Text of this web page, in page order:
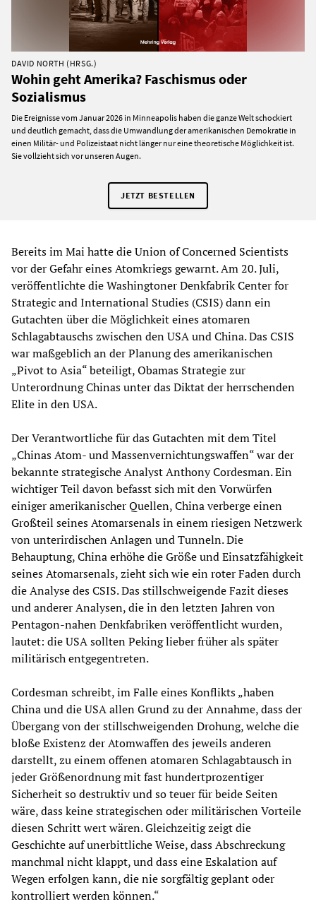
DAVID NORTH (HRSG.)
Wohin geht Amerika? Faschismus oder
Sozialismus
Die Ereignisse vom Januar 2026 in Minneapolis haben die ganze Welt schockiert
und deutlich gemacht, dass die Umwandlung der amerikanischen Demokratie in
einen Militär- und Polizeistaat nicht länger nur eine theoretische Möglichkeit ist.
Sie vollzieht sich vor unseren Augen.
JETZT BESTELLEN
Bereits im Mai hatte die Union of Concerned Scientists
vor der Gefahr eines Atomkriegs gewarnt. Am 20. Juli,
veröffentlichte die Washingtoner Denkfabrik Center for
Strategic and International Studies (CSIS) dann ein
Gutachten über die Möglichkeit eines atomaren
Schlagabtauschs zwischen den USA und China. Das CSIS
war maßgeblich an der Planung des amerikanischen
„Pivot to Asia“ beteiligt, Obamas Strategie zur
Unterordnung Chinas unter das Diktat der herrschenden
Elite in den USA.
Der Verantwortliche für das Gutachten mit dem Titel
„Chinas Atom- und Massenvernichtungswaffen“ war der
bekannte strategische Analyst Anthony Cordesman. Ein
wichtiger Teil davon befasst sich mit den Vorwürfen
einiger amerikanischer Quellen, China verberge einen
Großteil seines Atomarsenals in einem riesigen Netzwerk
von unterirdischen Anlagen und Tunneln. Die
Behauptung, China erhöhe die Größe und Einsatzfähigkeit
seines Atomarsenals, zieht sich wie ein roter Faden durch
die Analyse des CSIS. Das stillschweigende Fazit dieses
und anderer Analysen, die in den letzten Jahren von
Pentagon-nahen Denkfabriken veröffentlicht wurden,
lautet: die USA sollten Peking lieber früher als später
militärisch entgegentreten.
Cordesman schreibt, im Falle eines Konflikts „haben
China und die USA allen Grund zu der Annahme, dass der
Übergang von der stillschweigenden Drohung, welche die
bloße Existenz der Atomwaffen des jeweils anderen
darstellt, zu einem offenen atomaren Schlagabtausch in
jeder Größenordnung mit fast hundertprozentiger
Sicherheit so destruktiv und so teuer für beide Seiten
wäre, dass keine strategischen oder militärischen Vorteile
diesen Schritt wert wären. Gleichzeitig zeigt die
Geschichte auf unerbittliche Weise, dass Abschreckung
manchmal nicht klappt, und dass eine Eskalation auf
Wegen erfolgen kann, die nie sorgfältig geplant oder
kontrolliert werden können.“